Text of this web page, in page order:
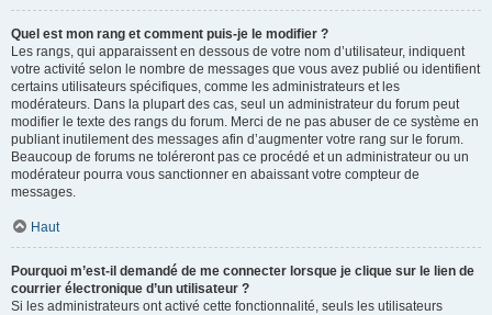
Quel est mon rang et comment puis-je le modifier ?
Les rangs, qui apparaissent en dessous de votre nom d’utilisateur, indiquent
votre activité selon le nombre de messages que vous avez publié ou identifient
certains utilisateurs spécifiques, comme les administrateurs et les
modérateurs. Dans la plupart des cas, seul un administrateur du forum peut
modifier le texte des rangs du forum. Merci de ne pas abuser de ce système en
publiant inutilement des messages afin d’augmenter votre rang sur le forum.
Beaucoup de forums ne toléreront pas ce procédé et un administrateur ou un
modérateur pourra vous sanctionner en abaissant votre compteur de
messages.
Haut
Pourquoi m’est-il demandé de me connecter lorsque je clique sur le lien de
courrier électronique d’un utilisateur ?
Si les administrateurs ont activé cette fonctionnalité, seuls les utilisateurs